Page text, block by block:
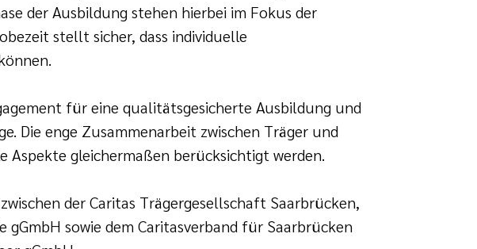
der Ausbildung stehen hierbei im Fokus der
stellt sicher, dass individuelle
für eine qualitätsgesicherte Ausbildung und
Die enge Zusammenarbeit zwischen Träger und
Aspekte gleichermaßen berücksichtigt werden.
der Caritas Trägergesellschaft Saarbrücken,
sowie dem Caritasverband für Saarbrücken